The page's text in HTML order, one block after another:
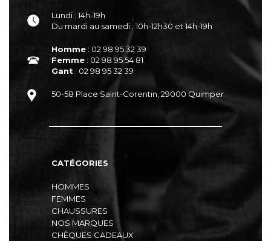
Lundi : 14h-19h
Du mardi au samedi : 10h-12h30 et 14h-19h
Homme : 02 98 95 32 39
Femme : 02 98 95 54 81
Gant : 02 98 95 32 39
50-58 Place Saint-Corentin, 29000 Quimper
CATÉGORIES
HOMMES
FEMMES
CHAUSSURES
NOS MARQUES
CHÈQUES CADEAUX